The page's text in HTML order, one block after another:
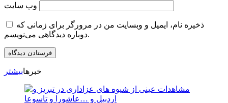
وب‌ سایت
ذخیره نام، ایمیل و وبسایت من در مرورگر برای زمانی که
دوباره دیدگاهی می‌نویسم.
خبرهابیشتر